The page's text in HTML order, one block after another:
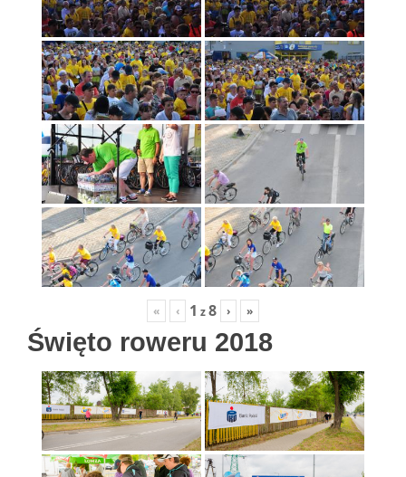
« ‹ 1 z8 › »
Święto roweru 2018